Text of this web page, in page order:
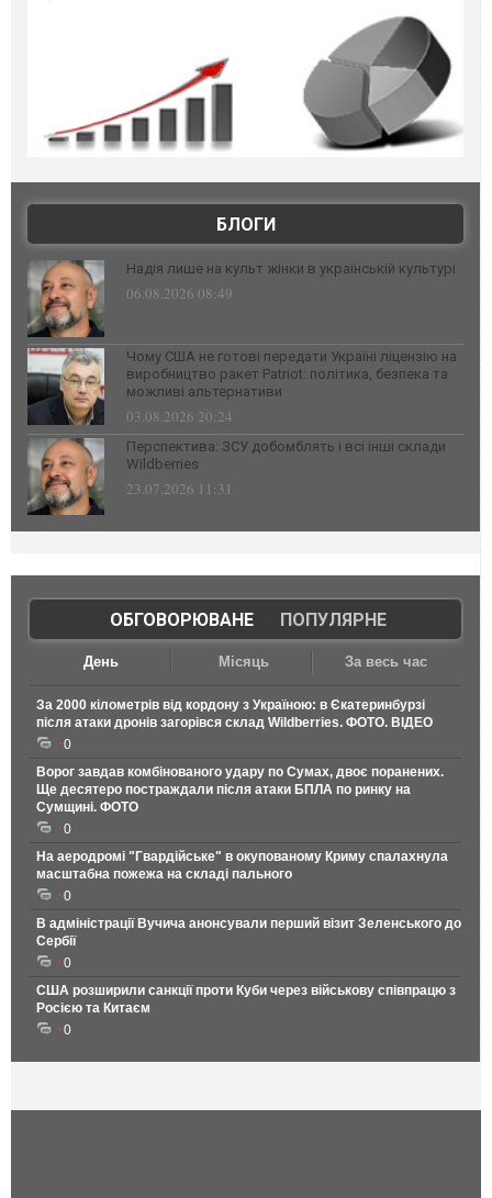
БЛОГИ
Надія лише на культ жінки в українській культурі
06.08.2026 08:49
Чому США не готові передати Україні ліцензію на
виробництво ракет Patriot: політика, безпека та
можливі альтернативи
03.08.2026 20:24
Перспектива: ЗСУ добомблять і всі інші склади
Wildberries
23.07.2026 11:31
ОБГОВОРЮВАНЕ| ПОПУЛЯРНЕ
День Місяць За весь час
За 2000 кілометрів від кордону з Україною: в Єкатеринбурзі
після атаки дронів загорівся склад Wildberries. ФОТО. ВІДЕО
0
Ворог завдав комбінованого удару по Сумах, двоє поранених.
Ще десятеро постраждали після атаки БПЛА по ринку на
Сумщині. ФОТО
0
На аеродромі "Гвардійське" в окупованому Криму спалахнула
масштабна пожежа на складі пального
0
В адміністрації Вучича анонсували перший візит Зеленського до
Сербії
0
США розширили санкції проти Куби через військову співпрацю з
Росією та Китаєм
0